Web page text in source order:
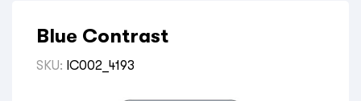
Blue Contrast
SKU: IC002_4193